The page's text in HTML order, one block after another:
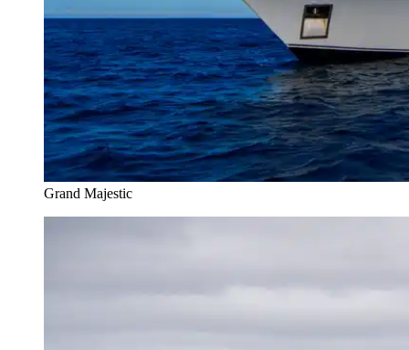
Grand Majestic